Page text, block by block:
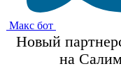
Макс бот
Новый
на